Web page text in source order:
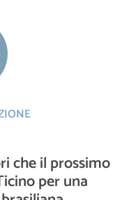
che il prossimo
per una